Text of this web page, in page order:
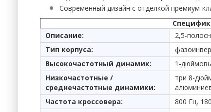
Современный дизайн с отделкой премиум-
Описание:
2,5-
Тип корпуса:
Высокочастотный динамик:
1-
Низкочастотные /
среднечастотные динамики:
три 8-
Частота кроссовера:
800 Гц,